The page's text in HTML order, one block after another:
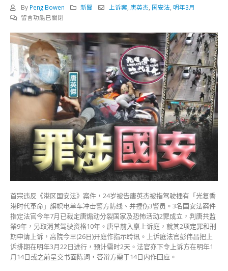
By Peng Bowen 新聞 上诉案 唐英杰 国安法 明年3月
在
英
杰
违
国
安
法
上
排
期
明
年
月
中
留言功能已關閉
首宗违反《港区国安法》案件，24岁被告唐英杰被指驾驶插有「光复香
港时代革命」旗帜电单车冲击警方防线、并撞伤3警员。3名国安法案件
指定法官今年7月已裁定唐煽动分裂国家及恐怖活动2罪成立，判唐共监
禁9年，另取消其驾驶资格10年。唐早前入禀上诉庭，就其2项定罪和刑
期申请上诉，高院今早(26日)开庭作指示聆讯。上诉庭法官彭伟昌把上
诉排期在明年3月22日进行，预计需时2天。法官亦下令上诉方在明年1
月14日或之前呈交书面陈词，答辩方需于14日内作回应。